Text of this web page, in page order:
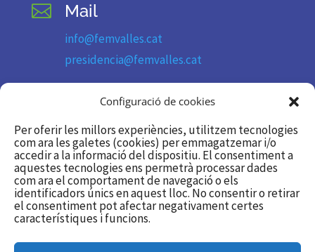
Configuració de cookies
Per oferir les millors experiències, utilitzem tecnologies
com ara les galetes (cookies) per emmagatzemar i/o
accedir a la informació del dispositiu. El consentiment a
aquestes tecnologies ens permetrà processar dades
com ara el comportament de navegació o els
identificadors únics en aquest lloc. No consentir o retirar
el consentiment pot afectar negativament certes
característiques i funcions.
 Mail
info@femvalles.cat
presidencia@femvalles.cat
Telèfon
93 736 11 09
 Segueix-nos
Twitter/X
Linkedin